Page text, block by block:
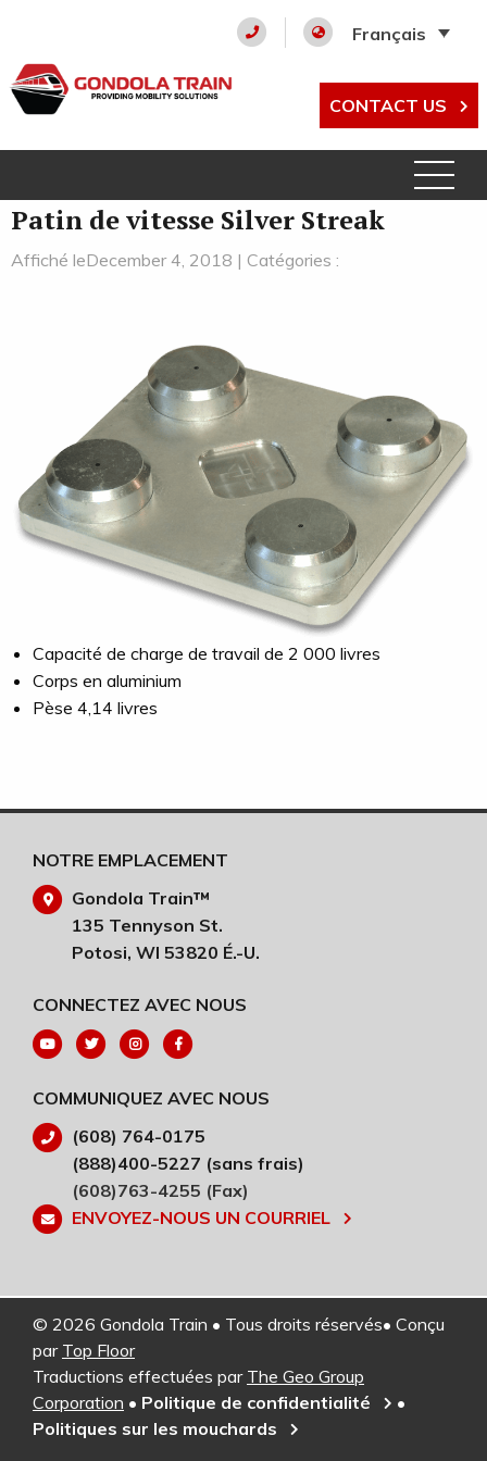
Français
CONTACT US
Patin de vitesse Silver Streak
Affiché leDecember 4, 2018 | Catégories :
Capacité de charge de travail de 2 000 livres
Corps en aluminium
Pèse 4,14 livres
NOTRE EMPLACEMENT
Gondola Train™
135 Tennyson St.
Potosi, WI 53820 É.-U.
CONNECTEZ AVEC NOUS
COMMUNIQUEZ AVEC NOUS
(608) 764-0175
(888)400-5227 (sans frais)
(608)763-4255 (Fax)
ENVOYEZ-NOUS UN COURRIEL
© 2026 Gondola Train • Tous droits réservés• Conçu
par Top Floor
Traductions effectuées par The Geo Group
Corporation • Politique de confidentialité
•
Politiques sur les mouchards